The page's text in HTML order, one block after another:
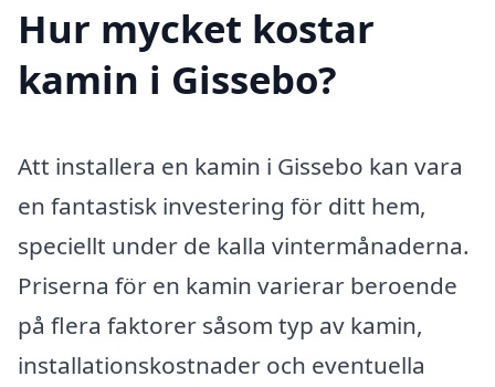
Hur mycket kostar
kamin i Gissebo?
Att installera en kamin i Gissebo kan vara
en fantastisk investering för ditt hem,
speciellt under de kalla vintermånaderna.
Priserna för en kamin varierar beroende
på flera faktorer såsom typ av kamin,
installationskostnader och eventuella